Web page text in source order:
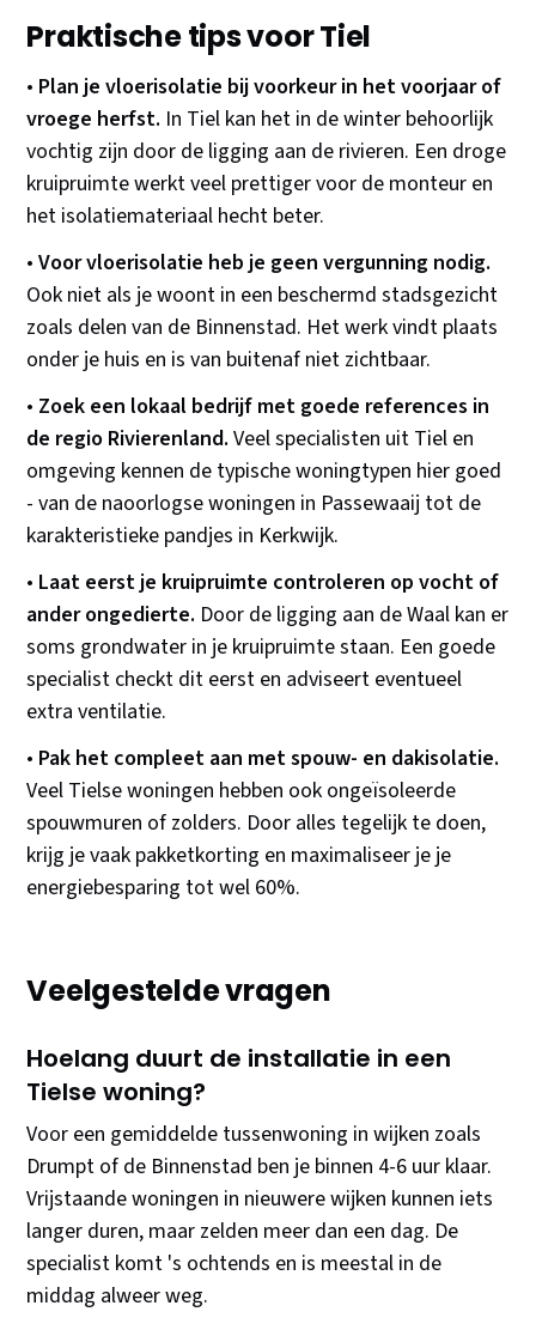
Praktische tips voor Tiel
• Plan je vloerisolatie bij voorkeur in het voorjaar of
vroege herfst. In Tiel kan het in de winter behoorlijk
vochtig zijn door de ligging aan de rivieren. Een droge
kruipruimte werkt veel prettiger voor de monteur en
het isolatiemateriaal hecht beter.
•Voor vloerisolatie heb je geen vergunning nodig.
Ook niet als je woont in een beschermd stadsgezicht
zoals delen van de Binnenstad. Het werk vindt plaats
onder je huis en is van buitenaf niet zichtbaar.
• Zoek een lokaal bedrijf met goede references in
de regio Rivierenland. Veel specialisten uit Tiel en
omgeving kennen de typische woningtypen hier goed
- van de naoorlogse woningen in Passewaaij tot de
karakteristieke pandjes in Kerkwijk.
• Laat eerst je kruipruimte controleren op vocht of
ander ongedierte. Door de ligging aan de Waal kan er
soms grondwater in je kruipruimte staan. Een goede
specialist checkt dit eerst en adviseert eventueel
extra ventilatie.
• Pak het compleet aan met spouw- en dakisolatie.
Veel Tielse woningen hebben ook ongeïsoleerde
spouwmuren of zolders. Door alles tegelijk te doen,
krijg je vaak pakketkorting en maximaliseer je je
energiebesparing tot wel 60%.
Veelgestelde vragen
Hoelang duurt de installatie in een
Tielse woning?
Voor een gemiddelde tussenwoning in wijken zoals
Drumpt of de Binnenstad ben je binnen 4-6 uur klaar.
Vrijstaande woningen in nieuwere wijken kunnen iets
langer duren, maar zelden meer dan een dag. De
specialist komt 's ochtends en is meestal in de
middag alweer weg.